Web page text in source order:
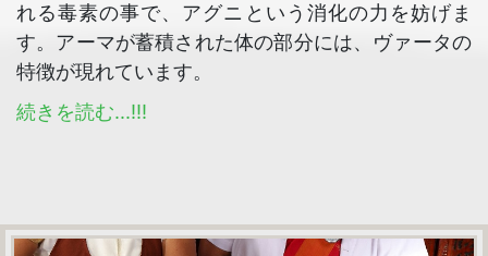
れる毒素の事で、アグニという消化の力を妨げま
す。アーマが蓄積された体の部分には、ヴァータの
特徴が現れています。
続きを読む...!!!